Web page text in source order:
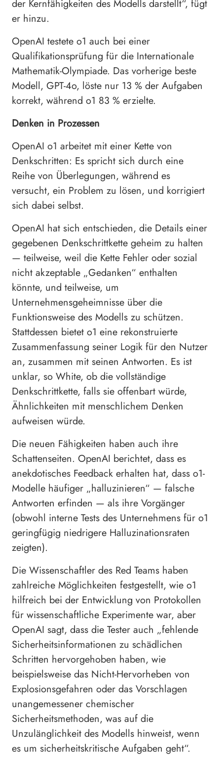
der Kernfähigkeiten des Modells darstellt“, fügt
er hinzu.
OpenAI testete o1 auch bei einer
Qualifikationsprüfung für die Internationale
Mathematik-Olympiade. Das vorherige beste
Modell, GPT-4o, löste nur 13 % der Aufgaben
korrekt, während o1 83 % erzielte.
Denken in Prozessen
OpenAI o1 arbeitet mit einer Kette von
Denkschritten: Es spricht sich durch eine
Reihe von Überlegungen, während es
versucht, ein Problem zu lösen, und korrigiert
sich dabei selbst.
OpenAI hat sich entschieden, die Details einer
gegebenen Denkschrittkette geheim zu halten
— teilweise, weil die Kette Fehler oder sozial
nicht akzeptable „Gedanken“ enthalten
könnte, und teilweise, um
Unternehmensgeheimnisse über die
Funktionsweise des Modells zu schützen.
Stattdessen bietet o1 eine rekonstruierte
Zusammenfassung seiner Logik für den Nutzer
an, zusammen mit seinen Antworten. Es ist
unklar, so White, ob die vollständige
Denkschrittkette, falls sie offenbart würde,
Ähnlichkeiten mit menschlichem Denken
aufweisen würde.
Die neuen Fähigkeiten haben auch ihre
Schattenseiten. OpenAI berichtet, dass es
anekdotisches Feedback erhalten hat, dass o1-
Modelle häufiger „halluzinieren“ — falsche
Antworten erfinden — als ihre Vorgänger
(obwohl interne Tests des Unternehmens für o1
geringfügig niedrigere Halluzinationsraten
zeigten).
Die Wissenschaftler des Red Teams haben
zahlreiche Möglichkeiten festgestellt, wie o1
hilfreich bei der Entwicklung von Protokollen
für wissenschaftliche Experimente war, aber
OpenAI sagt, dass die Tester auch „fehlende
Sicherheitsinformationen zu schädlichen
Schritten hervorgehoben haben, wie
beispielsweise das Nicht-Hervorheben von
Explosionsgefahren oder das Vorschlagen
unangemessener chemischer
Sicherheitsmethoden, was auf die
Unzulänglichkeit des Modells hinweist, wenn
es um sicherheitskritische Aufgaben geht“.